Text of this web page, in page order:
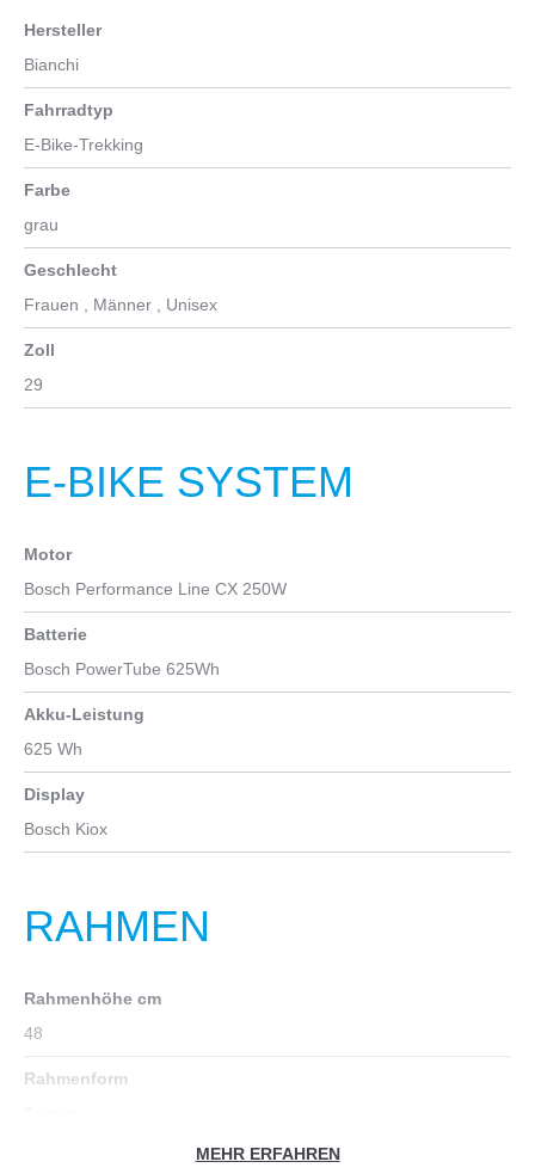
Hersteller
Bianchi
Fahrradtyp
E-Bike-Trekking
Farbe
grau
Geschlecht
Frauen , Männer , Unisex
Zoll
29
E-BIKE SYSTEM
Motor
Bosch Performance Line CX 250W
Batterie
Bosch PowerTube 625Wh
Akku-Leistung
625 Wh
Display
Bosch Kiox
RAHMEN
Rahmenhöhe cm
48
Rahmenform
MEHR ERFAHREN